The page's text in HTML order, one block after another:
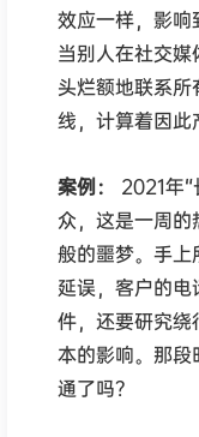
效应一样，影响
当别人在社交
头烂额地联系
线，计算着因此
案例：
2021年
众，这是一周
般的噩梦。手上
延误，客户的
件，还要研究
本的影响。那
通了吗？